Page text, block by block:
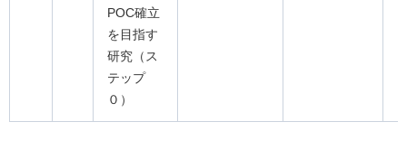
POC確立
を目指す
研究（ス
テップ
０）